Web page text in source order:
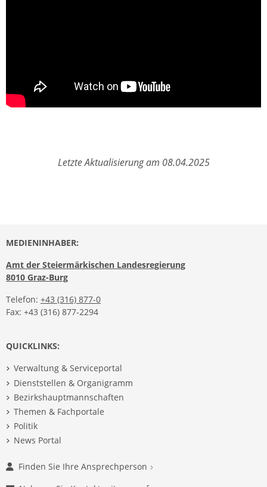
Letzte Aktualisierung am 08.04.2025
MEDIENINHABER:
Amt der Steiermärkischen Landesregierung
8010 Graz-Burg
Telefon: +43 (316) 877-0
Fax: +43 (316) 877-2294
QUICKLINKS:
Verwaltung & Serviceportal
Dienststellen & Organigramm
Bezirkshauptmannschaften
Themen & Fachportale
Politik
News Portal
Finden Sie Ihre Ansprechperson